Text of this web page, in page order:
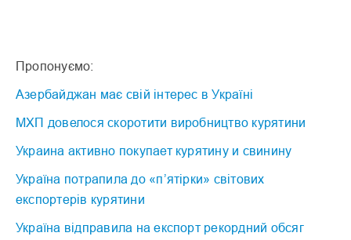
Пропонуємо:
Азербайджан має свій інтерес в Україні
МХП довелося скоротити виробництво курятини
Украина активно покупает курятину и свинину
Україна потрапила до «п’ятірки» світових
експортерів курятини
Україна відправила на експорт рекордний обсяг